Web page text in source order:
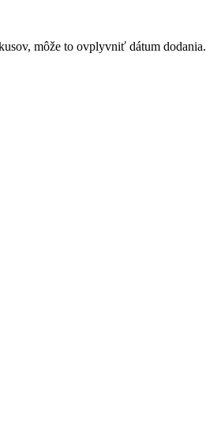
môže to ovplyvniť dátum dodania.